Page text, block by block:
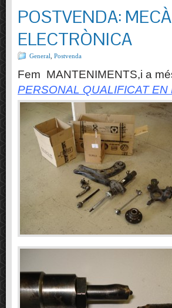
POSTVENDA:
ELECTRÒNICA
General Postvenda
Fem MANTENIMENTS,i a
PERSONAL QUALIFICAT